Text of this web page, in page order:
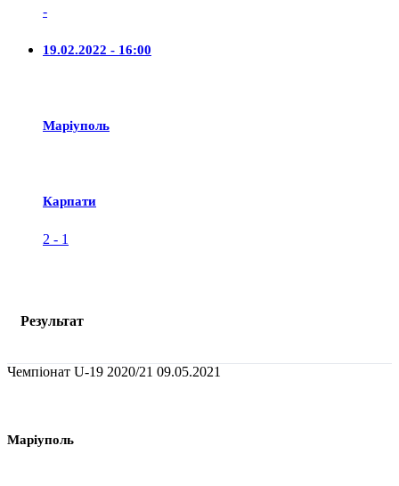
-
19.02.2022 - 16:00
Маріуполь
Карпати
2 - 1
Результат
Чемпіонат U-19 2020/21 09.05.2021
Маріуполь